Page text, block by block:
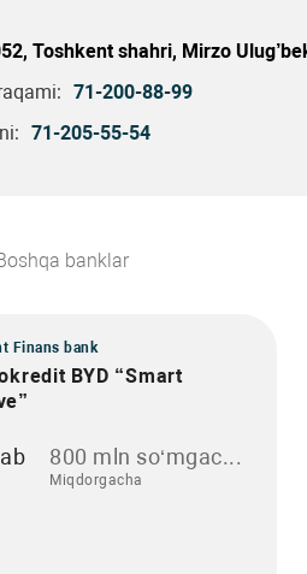
Toshkent shahri, Mirzo
71-200-88-99
71-205-55-54
banklar
Finans bank
BYD “Smart
800 mln so‘mgac...
Miqdorgacha